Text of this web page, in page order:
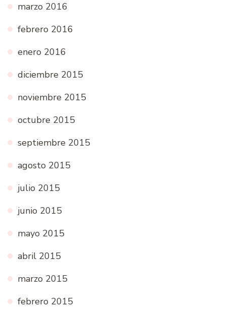
marzo 2016
febrero 2016
enero 2016
diciembre 2015
noviembre 2015
octubre 2015
septiembre 2015
agosto 2015
julio 2015
junio 2015
mayo 2015
abril 2015
marzo 2015
febrero 2015